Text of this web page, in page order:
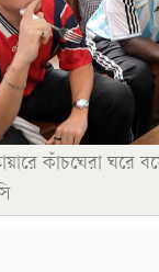
কাঁচঘেরা ঘরে